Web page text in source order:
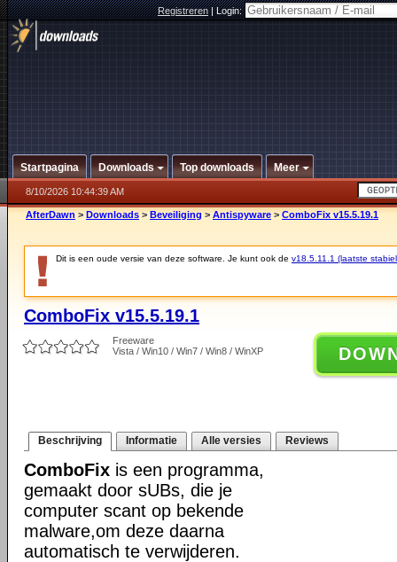
Registreren|Login:
Startpagina Downloads Top downloads Meer
8/10/2026 10:44:39 AM
AfterDawn > Downloads > Beveiliging > Antispyware > ComboFix v15.5.19.1
Dit is een oude versie van deze software. Je kunt ook de v18.5.11.1 (laatste
ComboFix v15.5.19.1
Freeware
Vista / Win10 / Win7 / Win8 / WinXP
Beschrijving Informatie Alle versies Reviews
ComboFix is een programma,
gemaakt door sUBs, die je
computer scant op bekende
malware,om deze daarna
automatisch te verwijderen.